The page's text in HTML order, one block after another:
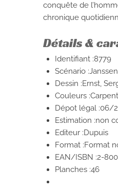
conquête de
chronique
Détails &
Identifiant :8779
Scénario
Dessin :Ernst,
Couleurs
Dépot légal :06/
Estimation :non
Editeur :Dupuis
Format :Format
EAN/ISBN :2-
Planches :46